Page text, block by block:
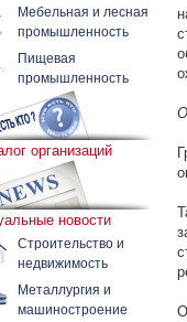
Мебельная и лесная
промышленность
Пищевая
промышленность
организаций
новости
Строительство и
недвижимость
Металлургия и
машиностроение